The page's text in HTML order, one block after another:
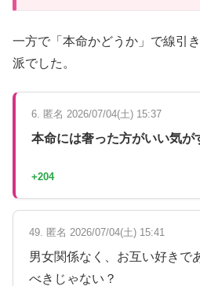
一方で「本命かどうか」で線引
派でした。
6. 匿名 2026/07/04(土) 15:37
本命には奢った方がいい気が
+204
49. 匿名 2026/07/04(土) 15:41
男女関係なく、お互い好きで
べきじゃない？